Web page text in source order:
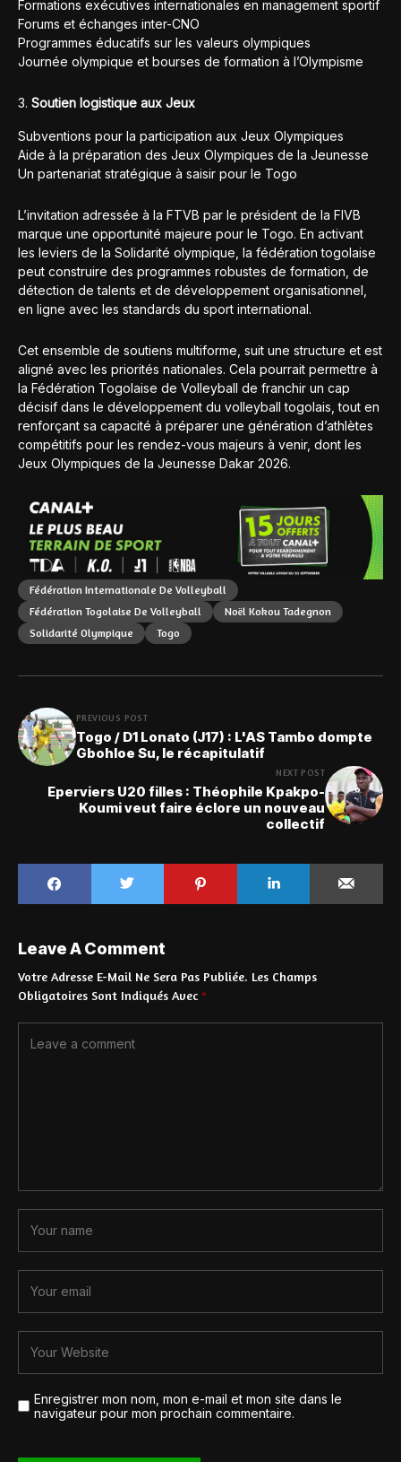
Formations exécutives internationales en management sportif
Forums et échanges inter-CNO
Programmes éducatifs sur les valeurs olympiques
Journée olympique et bourses de formation à l’Olympisme
Soutien logistique aux Jeux
Subventions pour la participation aux Jeux Olympiques
Aide à la préparation des Jeux Olympiques de la Jeunesse
Un partenariat stratégique à saisir pour le Togo
L’invitation adressée à la FTVB par le président de la FIVB
marque une opportunité majeure pour le Togo. En activant
les leviers de la Solidarité olympique, la fédération togolaise
peut construire des programmes robustes de formation, de
détection de talents et de développement organisationnel,
en ligne avec les standards du sport international.
Cet ensemble de soutiens multiforme, suit une structure et est
aligné avec les priorités nationales. Cela pourrait permettre à
la Fédération Togolaise de Volleyball de franchir un cap
décisif dans le développement du volleyball togolais, tout en
renforçant sa capacité à préparer une génération d’athlètes
compétitifs pour les rendez-vous majeurs à venir, dont les
Jeux Olympiques de la Jeunesse Dakar 2026.
Fédération Internationale De Volleyball
Fédération Togolaise De Volleyball
Noël Kokou Tadegnon
Solidarité Olympique
Togo
PREVIOUS POST
Togo / D1 Lonato (J17) : L'AS Tambo dompte
Gbohloe Su, le récapitulatif
NEXT POST
Eperviers U20 filles : Théophile Kpakpo-
Koumi veut faire éclore un nouveau
collectif
Leave A Comment
Votre Adresse E-Mail Ne Sera Pas Publiée. Les Champs
Obligatoires Sont Indiqués Avec *
Enregistrer mon nom, mon e-mail et mon site dans le
navigateur pour mon prochain commentaire.